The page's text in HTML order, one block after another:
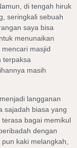
di tengah hiruk
seringkali sebuah
saya bisa
menunaikan
masjid
terpaksa
masih
langganan
sajadah biasa yang
bagai memikul
dengan
kaki melangkah,